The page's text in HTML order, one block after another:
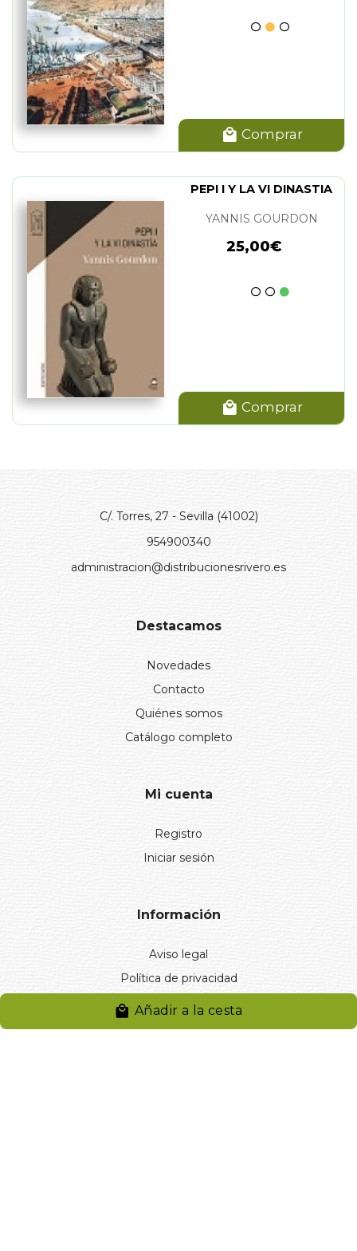
Añadir a la cesta
Comprar
PEPI I Y LA VI DINASTIA
YANNIS GOURDON
25,00€
Comprar
C/. Torres, 27 - Sevilla (41002)
954900340
administracion@distribucionesrivero.es
Destacamos
Novedades
Contacto
Quiénes somos
Catálogo completo
Mi cuenta
Registro
Iniciar sesión
Información
Aviso legal
Política de privacidad
Entregas y devoluciones
Desistimiento